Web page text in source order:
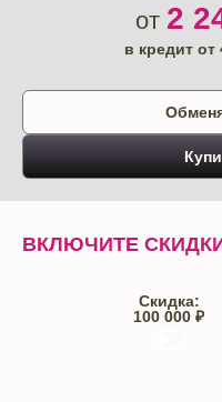
от 2
в кредит от
ВКЛЮЧИТЕ
Скидка:
100 000 ₽